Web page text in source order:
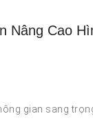
Nâng Cao
gian sang